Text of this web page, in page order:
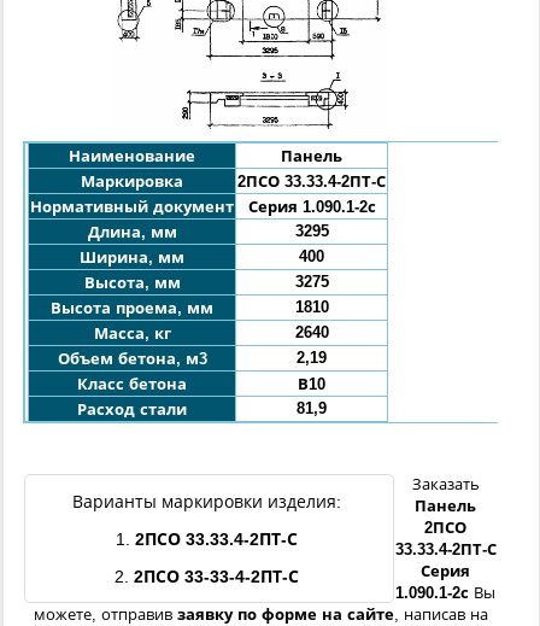
Наименование
Панель
Маркировка
2ПСО 33.33.4-2ПТ-С
Нормативный документ
Серия 1.090.1-2с
Длина, мм
3295
Ширина, мм
400
Высота, мм
3275
Высота проема, мм
1810
Масса, кг
2640
Объем бетона, м3
2,19
Класс бетона
В10
Расход стали
81,9
Варианты маркировки изделия:
1. 2ПСО 33.33.4-2ПТ-С
2. 2ПСО 33-33-4-2ПТ-С
Заказать
Панель
2ПСО
33.33.4-2ПТ-С
Серия
1.090.1-2с Вы
можете, отправив заявку по форме на сайте, написав на